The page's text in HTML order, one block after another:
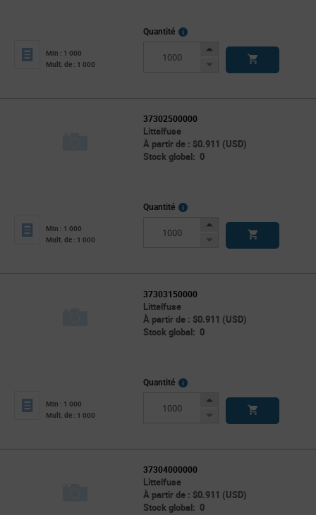
Min : 1 000
Mult. de : 1 000
Quantité
More
Increase
Decrease
37302500000
Littelfuse
À partir de : $0.911 (USD)
Stock global: 0
Min : 1 000
Mult. de : 1 000
Quantité
More
Increase
Decrease
37303150000
Littelfuse
À partir de : $0.911 (USD)
Stock global: 0
Min : 1 000
Mult. de : 1 000
Quantité
More
Increase
Decrease
37304000000
Littelfuse
À partir de : $0.911 (USD)
Stock global: 0